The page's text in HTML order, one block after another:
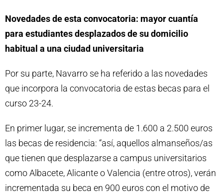
Novedades de esta convocatoria: mayor cuantía
para estudiantes desplazados de su domicilio
habitual a una ciudad universitaria
Por su parte, Navarro se ha referido a las novedades
que incorpora la convocatoria de estas becas para el
curso 23-24.
En primer lugar, se incrementa de 1.600 a 2.500 euros
las becas de residencia: “así, aquellos almanseños/as
que tienen que desplazarse a campus universitarios
como Albacete, Alicante o Valencia (entre otros), verán
incrementada su beca en 900 euros con el motivo de